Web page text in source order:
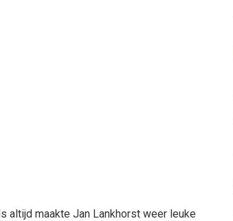
altijd maakte Jan Lankhorst weer leuke